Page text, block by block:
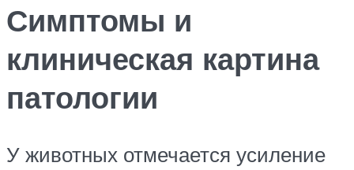
Симптомы и
клиническая картина
патологии
У животных отмечается усиление